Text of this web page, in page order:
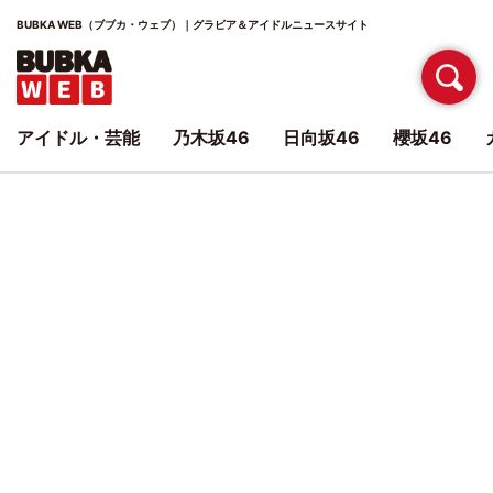
BUBKA WEB（ブブカ・ウェブ）｜グラビア＆アイドルニュースサイト
アイドル・芸能 乃木坂46 日向坂46 櫻坂46